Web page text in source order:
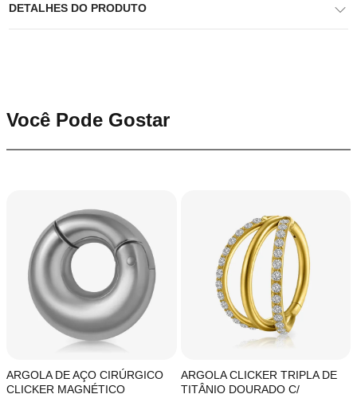
DETALHES DO PRODUTO
Você Pode Gostar
ARGOLA DE AÇO CIRÚRGICO
CLICKER MAGNÉTICO
ARGOLA CLICKER TRIPLA DE
TITÂNIO DOURADO C/